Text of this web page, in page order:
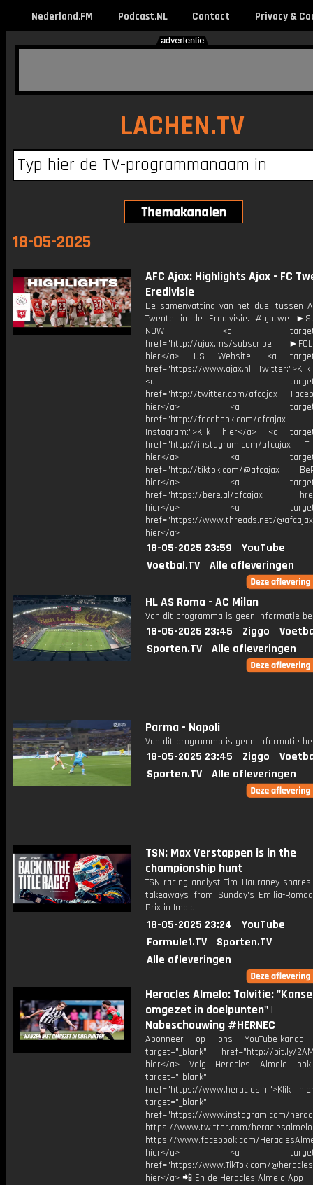
Nederland.FM Podcast.NL Contact Privacy &
LACHEN.TV
18-05-2025
AFC Ajax: Highlights Ajax - FC
Eredivisie
De samenvatting van het duel tussen
Twente in de Eredivisie. #ajatwe
NOW <a
href="http://ajax.ms/subscribe
hier</a> US Website: <a
href="https://www.ajax.nl
<a
href="http://twitter.com/afcajax
hier</a> <a
href="http://facebook.com/afcajax
Instagram:">Klik hier</a> <a
href="http://instagram.com/afcajax
hier</a> <a
href="http://tiktok.com/@afcajax
hier</a> <a
href="https://bere.al/afcajax
hier</a> <a
href="https://www.threads.net/
hier</a>
18-05-2025 23:59
YouTube
Voetbal.TV
Alle afleveringen
HL AS Roma - AC Milan
Van dit programma is geen informatie
18-05-2025 23:45 Ziggo
Sporten.TV
Alle afleveringen
Parma - Napoli
Van dit programma is geen informatie
18-05-2025 23:45 Ziggo
Sporten.TV
Alle afleveringen
TSN: Max Verstappen is in the
championship hunt
TSN racing analyst Tim Hauraney
takeaways from Sunday's Emilia-
Prix in Imola.
18-05-2025 23:24
YouTube
Formule1.TV
Sporten.TV
Alle afleveringen
Heracles Almelo: Talvitie:
omgezet in doelpunten" |
Nabeschouwing #HERNEC
Abonneer op ons YouTube-
target="_blank" href="http://bit.ly/
hier</a> Volg Heracles Almelo
target="_blank"
href="https://www.heracles.nl">Klik
target="_blank"
href="https://www.instagram.com/
https://www.twitter.com/heraclesalmelo
https://www.facebook.com/
hier</a> <a
href="https://www.TikTok.com/
hier</a> 📲 En de Heracles Almelo App